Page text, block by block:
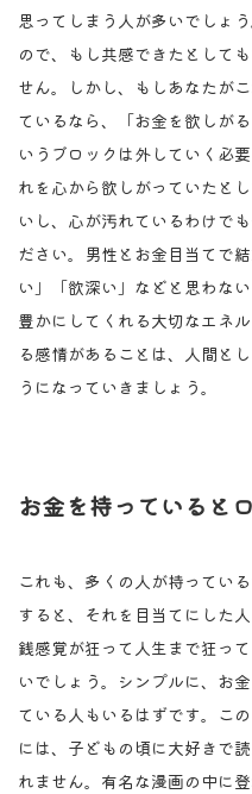
思ってしまう人が多いでしょ
ので、もし共感できたとして
せん。しかし、もしあなたが
ているなら、「お金を欲しが
いうブロックは外していく必
れを心から欲しがっていたと
いし、心が汚れているわけで
ださい。男性とお金目当てで
い」「欲深い」などと思わな
豊かにしてくれる大切なエネ
る感情があることは、人間と
うになっていきましょう。
お金を持っていると
これも、多くの人が持ってい
すると、それを目当てにした
銭感覚が狂って人生まで狂っ
いでしょう。シンプルに、お
ている人もいるはずです。こ
には、子どもの頃に大好きで
れません。有名な漫画の中に